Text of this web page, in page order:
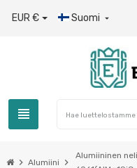
EUR € Suomi 
view_headline
chevron_right Alumiini chevron_right
Alumiininen